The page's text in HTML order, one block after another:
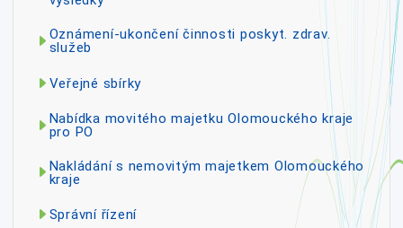
Oznámení-ukončení činnosti poskyt. zdrav.
služeb
Veřejné sbírky
Nabídka movitého majetku Olomouckého kraje
pro PO
Nakládání s nemovitým majetkem Olomouckého
kraje
Správní řízení